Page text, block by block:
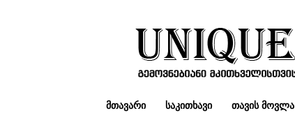
UNIQUE.GE
ᲛᲗᲐᲕᲐᲠᲘ ᲡᲐᲙᲘᲗᲮᲐᲕᲘ ᲗᲐᲕᲘᲡ ᲛᲝᲕᲚᲐ